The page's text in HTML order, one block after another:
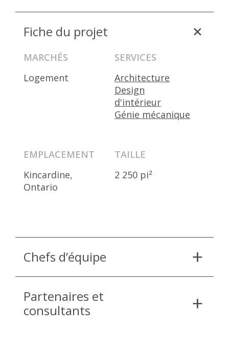
Fiche du projet
MARCHÉS
Logement
SERVICES
Architecture
Design
d'intérieur
Génie mécanique
EMPLACEMENT
Kincardine,
Ontario
TAILLE
2 250 pi²
Chefs d’équipe
Partenaires et
consultants